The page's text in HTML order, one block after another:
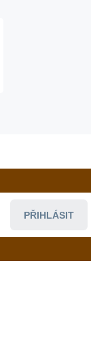
PŘIHLÁSIT